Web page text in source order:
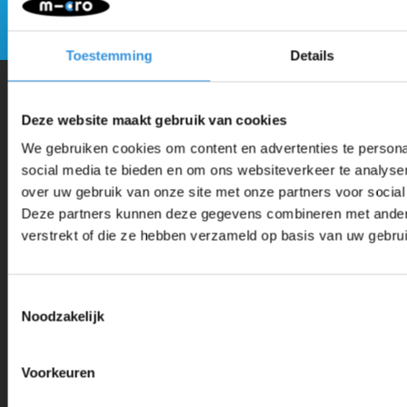
Toestemming Details
Deze website maakt gebruik van cookies
We gebruiken cookies om content en advertenties te
social media te bieden en om ons websiteverkeer te
over uw gebruik van onze site met onze partners voor
Deze partners kunnen deze gegevens combineren met
verstrekt of die ze hebben verzameld op basis van uw
Noodzakelijk
Voorkeuren
Waarom Micro Step?
Micro Mobility is de uitvinder van de compacte vouwstep en de
iconische 3-wielige step. Al onze steps worden met veel aandacht en
liefde in Zwitserland ontwikkeld. Ze zijn uitgebreid getest op